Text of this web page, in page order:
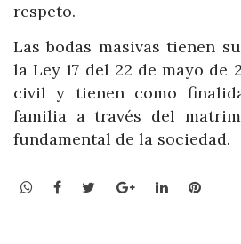
respeto.
Las bodas masivas tienen
la Ley 17 del 22 de mayo de
civil y tienen como
familia a través del
fundamental de la sociedad.
WhatsApp
Facebook
TwitterGoogle+LinkedIn